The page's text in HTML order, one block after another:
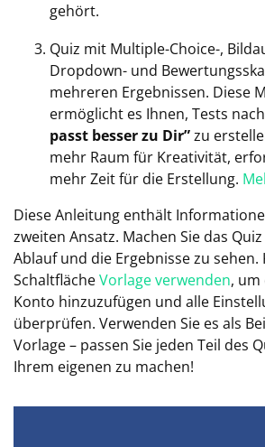
gehört.
Quiz mit Multiple-Choice-,
Dropdown- und
mehreren Ergebnissen. Diese
ermöglicht es Ihnen, Tests
passt besser zu Dir”zu
mehr Raum für Kreativität,
mehr Zeit für die Erstellung.
Diese Anleitung enthält
zweiten Ansatz. Machen Sie das
Ablauf und die Ergebnisse zu sehen.
SchaltflächeVorlage verwenden, um
Konto hinzuzufügen und alle
überprüfen. Verwenden Sie es als
Vorlage – passen Sie jeden Teil des
Ihrem eigenen zu machen!